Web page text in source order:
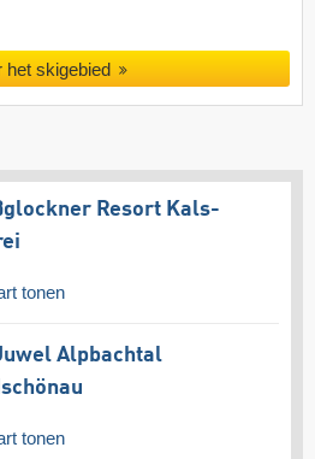
het skigebied
Resort Kals-
tonen
Alpbachtal
tonen